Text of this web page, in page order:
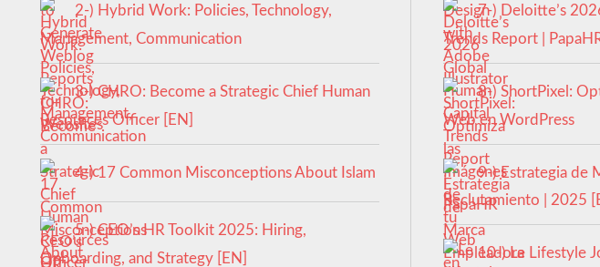
2-) Hybrid Work: Policies, Technology,
Management, Communication
3-) CHRO: Become a Strategic Chief Human
Resources Officer [EN]
4-) 17 Common Misconceptions About Islam
5-) CEO’s HR Toolkit 2025: Hiring,
Onboarding, and Strategy [EN]
7-) Deloitte’s
Trends Report |
8-) ShortPixel:
Web en WordPress
9-) Estrategia de
Reclutamiento | 2025
10-) Le Lifestyle